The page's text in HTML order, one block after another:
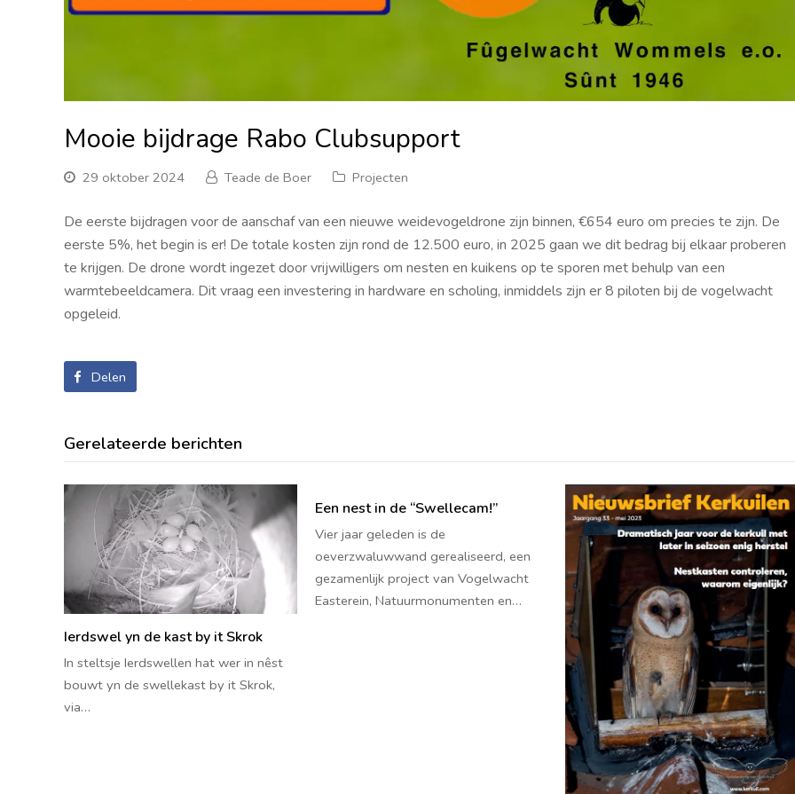
Mooie bijdrage Rabo Clubsupport
29 oktober 2024 Teade de Boer Projecten
De eerste bijdragen voor de aanschaf van een nieuwe weidevogeldrone zijn binnen, €654 euro om precies te zijn. De
eerste 5%, het begin is er! De totale kosten zijn rond de 12.500 euro, in 2025 gaan we dit bedrag bij elkaar proberen
te krijgen. De drone wordt ingezet door vrijwilligers om nesten en kuikens op te sporen met behulp van een
warmtebeeldcamera. Dit vraag een investering in hardware en scholing, inmiddels zijn er 8 piloten bij de vogelwacht
opgeleid.
Delen
Gerelateerde berichten
Ierdswel yn de kast by it Skrok
In steltsje Ierdswellen hat wer in nêst
bouwt yn de swellekast by it Skrok,
via…
Een nest in de “Swellecam!”
Vier jaar geleden is de
oeverzwaluwwand gerealiseerd, een
gezamenlijk project van Vogelwacht
Easterein, Natuurmonumenten en…